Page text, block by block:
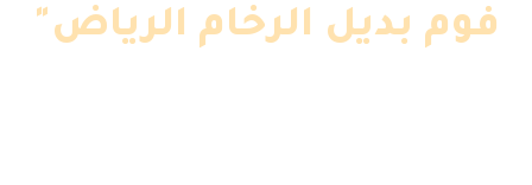
فوم بديل الرخام الرياض"